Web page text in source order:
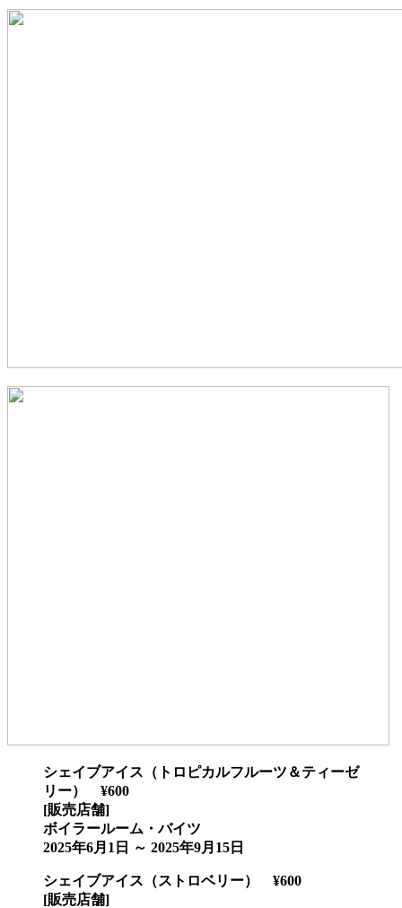
シェイブアイス（トロピカルフルーツ＆ティーゼ
リー） ¥600
[販売店舗]
ボイラールーム・バイツ
2025年6月1日 ～ 2025年9月15日
シェイブアイス（ストロベリー） ¥600
[販売店舗]